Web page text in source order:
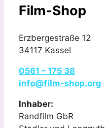
Film-Shop
Erzbergestraße 12
34117 Kassel
0561 – 175 38
info@film-shop.org
Inhaber:
Randfilm GbR